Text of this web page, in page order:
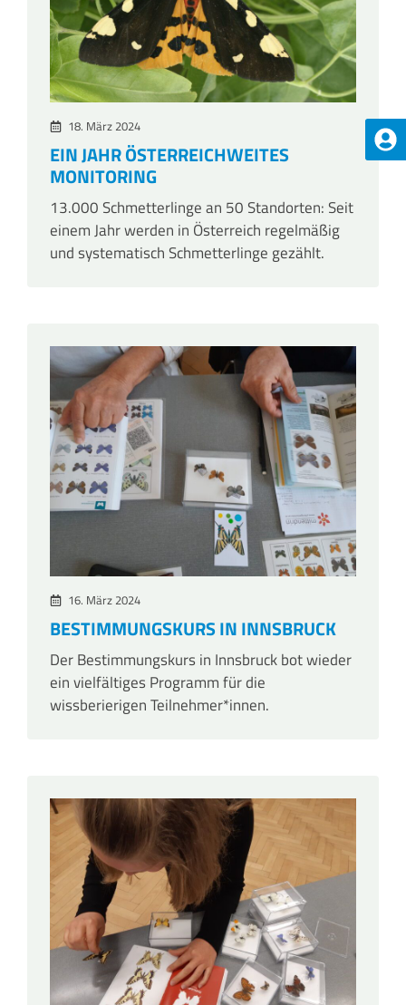
18. März 2024
EIN JAHR ÖSTERREICHWEITES
MONITORING
13.000 Schmetterlinge an 50 Standorten: Seit
einem Jahr werden in Österreich regelmäßig
und systematisch Schmetterlinge gezählt.
16. März 2024
BESTIMMUNGSKURS IN INNSBRUCK
Der Bestimmungskurs in Innsbruck bot wieder
ein vielfältiges Programm für die
wissberierigen Teilnehmer*innen.